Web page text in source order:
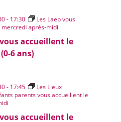
accueillent le
6 ans)
- 17:30
Les Laep vous
après-midi
accueillent le
- 17:45
Les Lieux
parents vous accueillent le